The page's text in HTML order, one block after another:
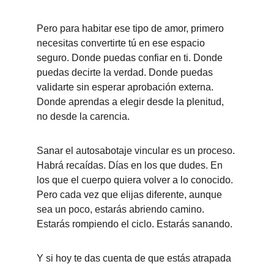
Pero para habitar ese tipo de amor, primero
necesitas convertirte tú en ese espacio
seguro. Donde puedas confiar en ti. Donde
puedas decirte la verdad. Donde puedas
validarte sin esperar aprobación externa.
Donde aprendas a elegir desde la plenitud,
no desde la carencia.
Sanar el autosabotaje vincular es un proceso.
Habrá recaídas. Días en los que dudes. En
los que el cuerpo quiera volver a lo conocido.
Pero cada vez que elijas diferente, aunque
sea un poco, estarás abriendo camino.
Estarás rompiendo el ciclo. Estarás sanando.
Y si hoy te das cuenta de que estás atrapada